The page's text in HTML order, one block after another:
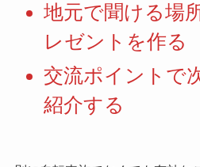
地元で聞ける場
レゼントを作る
交流ポイントで
紹介する